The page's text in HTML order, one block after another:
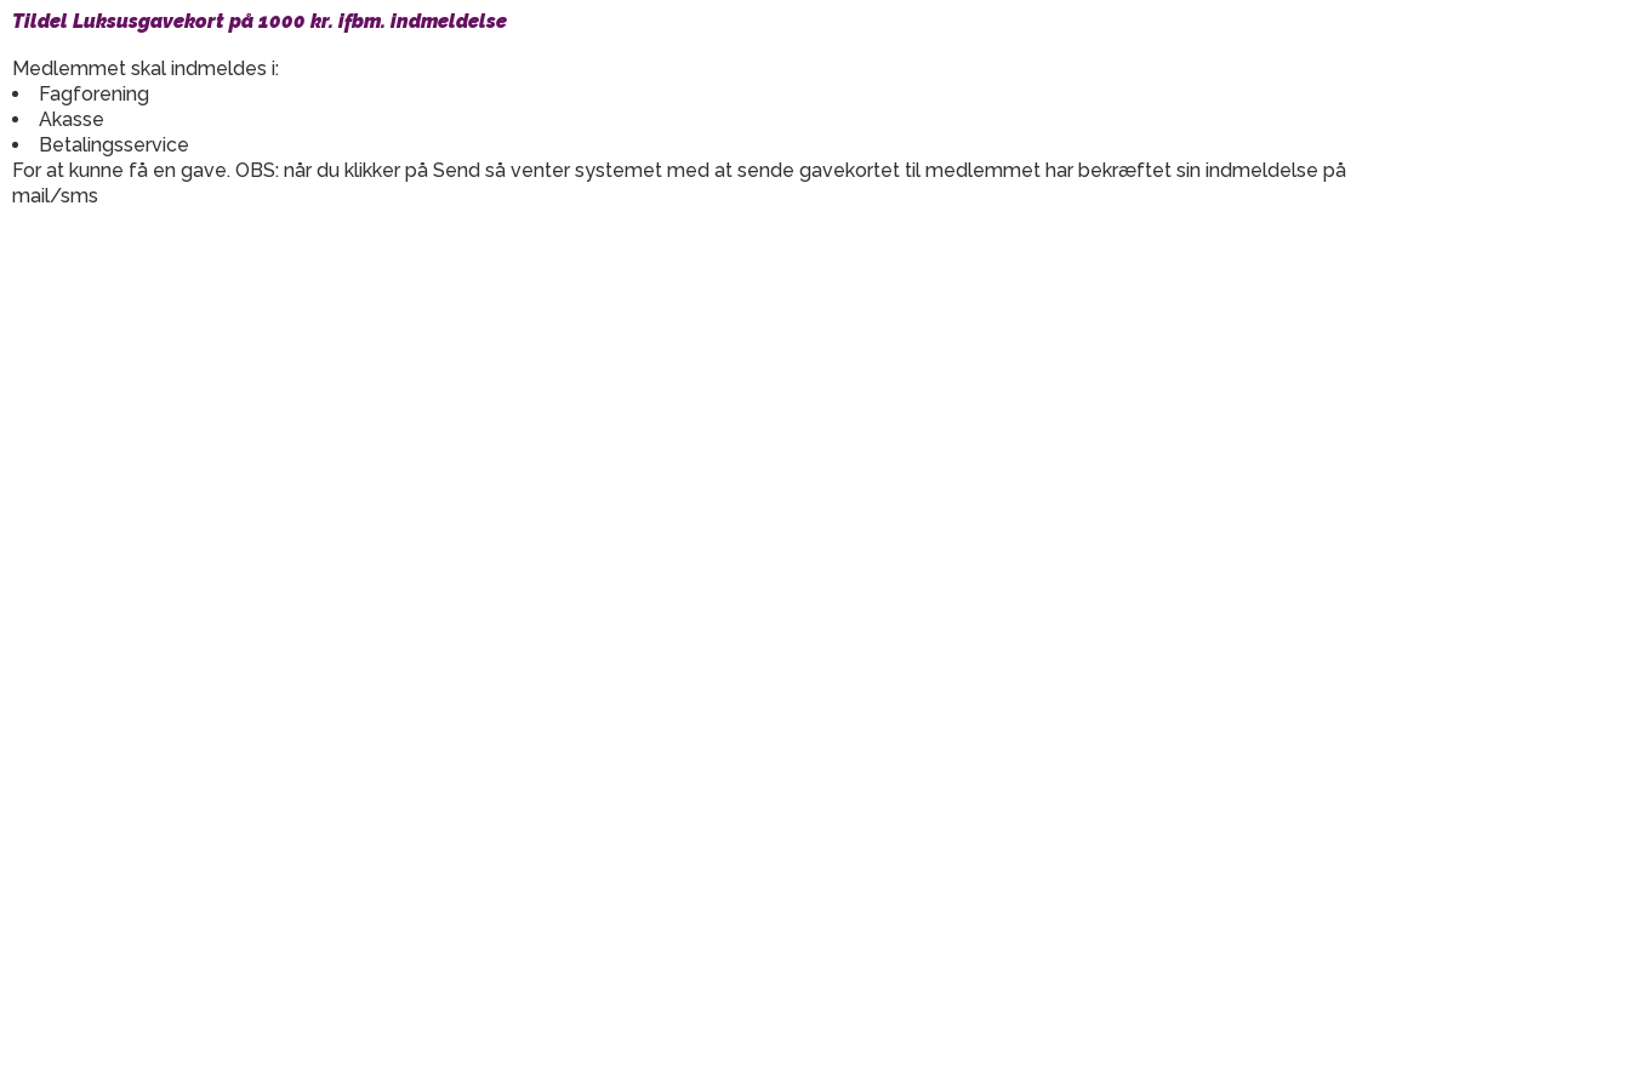
Gå
indholdet
Tildel Luksusgavekort på 1000 kr. ifbm. indmeldelse
Medlemmet skal indmeldes i:
Fagforening
Akasse
Betalingsservice
For at kunne få en gave. OBS: når du klikker på Send så venter systemet med at sende gavekortet til medlemmet har bekræftet sin indmeldelse på
mail/sms